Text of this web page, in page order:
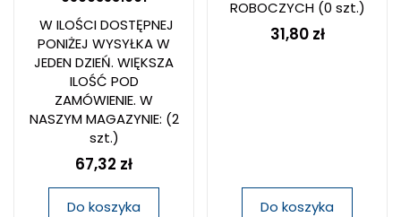
W ILOŚCI DOSTĘPNEJ
PONIŻEJ WYSYŁKA W
JEDEN DZIEŃ. WIĘKSZA
ILOŚĆ POD
ZAMÓWIENIE. W
NASZYM MAGAZYNIE: (2
szt.)
67,32 zł
Do koszyka
ROBOCZYCH(0 szt.)
31,80 zł
Do koszyka